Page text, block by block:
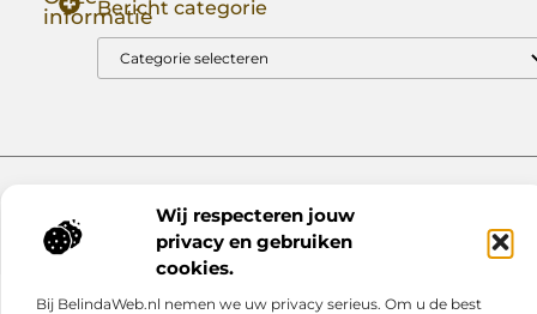
Wij respecteren jouw
privacy en gebruiken
cookies.
Bij BelindaWeb.nl nemen we uw privacy serieus. Om u de best
informatieBericht categorie
@2025 www.nextmagazine.nl. All Right Reserved.